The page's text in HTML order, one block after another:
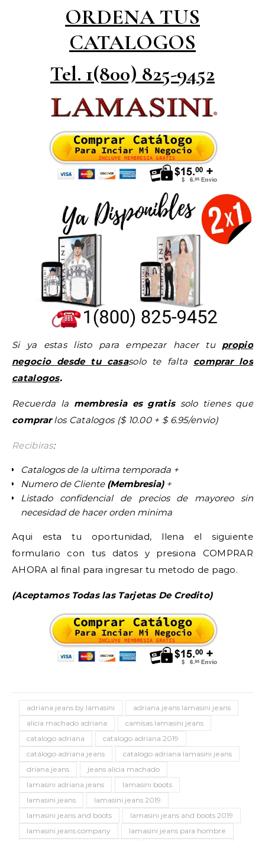
ORDENA TUS
CATALOGOS
Tel. 1(800) 825-9452
Si ya estas listo para empezar hacer tu propio
negocio desde tu casasolo te falta comprar los
catalogos.
Recuerda la membresia es gratissolo tienes que
comprarlos Catalogos ($ 10.00 + $ 6.95/envio)
Recibiras:
Catalogos de la ultima temporada +
Numero de Cliente (Membresia)+
Listado confidencial de precios de mayoreo sin
necesidad de hacer orden minima
Aqui esta tu oportunidad, llena el siguiente
formulario con tus datos y presiona COMPRAR
AHORA al final para ingresar tu metodo de pago.
(Aceptamos Todas las Tarjetas De Credito)
adriana jeans by lamasini
adriana jeans lamasini jeans
alicia machado adriana
camisas lamasini jeans
catalogo adriana
catalogo adriana 2019
catálogo adriana jeans
catalogo adriana lamasini jeans
driana jeans
jeans alicia machado
lamasini adriana jeans
lamasini boots
lamasini jeans
lamasini jeans 2019
lamasini jeans and boots
lamasini jeans and boots 2019
lamasini jeans company
lamasini jeans para hombre